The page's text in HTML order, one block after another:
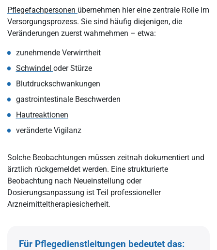
Pflegefachpersonen übernehmen hier eine zentrale Rolle im
Versorgungsprozess. Sie sind häufig diejenigen, die
Veränderungen zuerst wahrnehmen – etwa:
zunehmende Verwirrtheit
Schwindel oder Stürze
Blutdruckschwankungen
gastrointestinale Beschwerden
Hautreaktionen
veränderte Vigilanz
Solche Beobachtungen müssen zeitnah dokumentiert und
ärztlich rückgemeldet werden. Eine strukturierte
Beobachtung nach Neueinstellung oder
Dosierungsanpassung ist Teil professioneller
Arzneimitteltherapiesicherheit.
Für Pflegedienstleitungen bedeutet das: